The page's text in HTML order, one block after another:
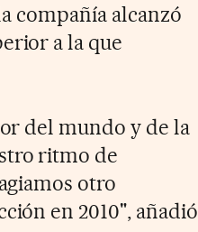
compañía alcanzó
a la que
del mundo y de la
ritmo de
otro
en 2010", añadió